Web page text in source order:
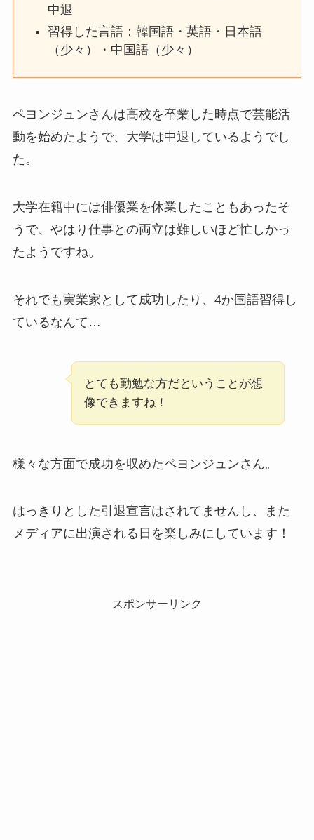
中退
習得した言語：韓国語・英語・日本語
（少々）・中国語（少々）
ペヨンジュンさんは高校を卒業した時点で芸能活
動を始めたようで、大学は中退しているようでし
た。
大学在籍中には俳優業を休業したこともあったそ
うで、やはり仕事との両立は難しいほど忙しかっ
たようですね。
それでも実業家として成功したり、4か国語習得し
ているなんて…
とても勤勉な方だということが想
像できますね！
様々な方面で成功を収めたペヨンジュンさん。
はっきりとした引退宣言はされてませんし、また
メディアに出演される日を楽しみにしています！
スポンサーリンク